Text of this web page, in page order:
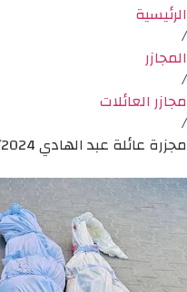
الرئيسية
/
المجازر
/
مجازر العائلات
/
مجزرة عائلة عبد الهادي 12/10/2024